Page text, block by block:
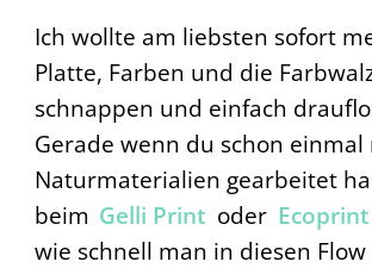
Ich wollte am liebsten sofort
Platte, Farben und die
schnappen und einfach
Gerade wenn du schon einmal
Naturmaterialien gearbeitet
beim Gelli Print oder Ecoprint
wie schnell man in diesen